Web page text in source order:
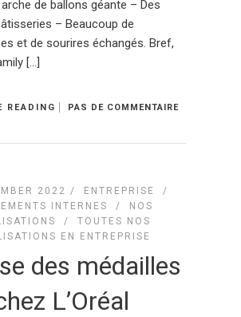
de ballons géante – Des
– Beaucoup de
et de sourires échangés. Bref,
[…]
READING PAS DE COMMENTAIRE
2022 / ENTREPRISE
/
INTERNES
/ NOS
/TOUTES NOS
EN ENTREPRISE
des médailles
L’Oréal